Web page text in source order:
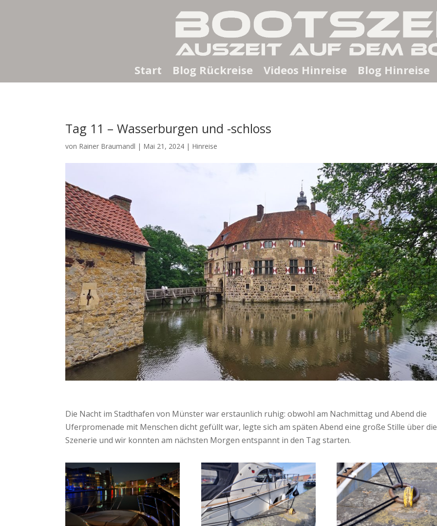
Start Blog Rückreise Videos Hinreise Blog Hinreise
Tag 11 – Wasserburgen und -schloss
von Rainer Braumandl | Mai 21, 2024 | Hinreise
Die Nacht im Stadthafen von Münster war erstaunlich ruhig: obwohl am Nachmittag und Abend die
Uferpromenade mit Menschen dicht gefüllt war, legte sich am späten Abend eine große Stille über die
Szenerie und wir konnten am nächsten Morgen entspannt in den Tag starten.